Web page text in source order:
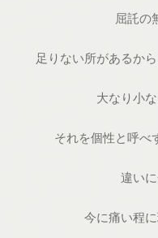
屈託の
足りない所があるか
大なり小
それを個性と呼べ
違い
今に痛い程